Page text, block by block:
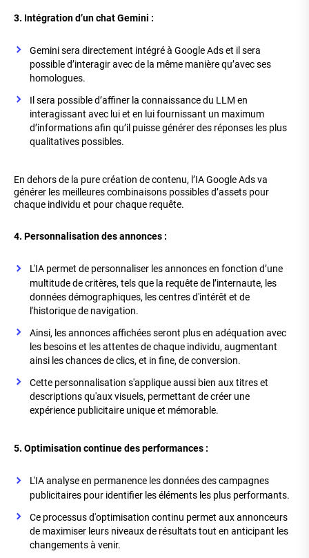
3. Intégration d’un chat Gemini :
Gemini sera directement intégré à Google Ads et il sera
possible d’interagir avec de la même manière qu’avec ses
homologues.
Il sera possible d’affiner la connaissance du LLM en
interagissant avec lui et en lui fournissant un maximum
d’informations afin qu’il puisse générer des réponses les plus
qualitatives possibles.
En dehors de la pure création de contenu, l’IA Google Ads va
générer les meilleures combinaisons possibles d’assets pour
chaque individu et pour chaque requête.
4. Personnalisation des annonces :
L'IA permet de personnaliser les annonces en fonction d’une
multitude de critères, tels que la requête de l’internaute, les
données démographiques, les centres d'intérêt et de
l'historique de navigation.
Ainsi, les annonces affichées seront plus en adéquation avec
les besoins et les attentes de chaque individu, augmentant
ainsi les chances de clics, et in fine, de conversion.
Cette personnalisation s'applique aussi bien aux titres et
descriptions qu'aux visuels, permettant de créer une
expérience publicitaire unique et mémorable.
5. Optimisation continue des performances :
L'IA analyse en permanence les données des campagnes
publicitaires pour identifier les éléments les plus performants.
Ce processus d'optimisation continu permet aux annonceurs
de maximiser leurs niveaux de résultats tout en anticipant les
changements à venir.